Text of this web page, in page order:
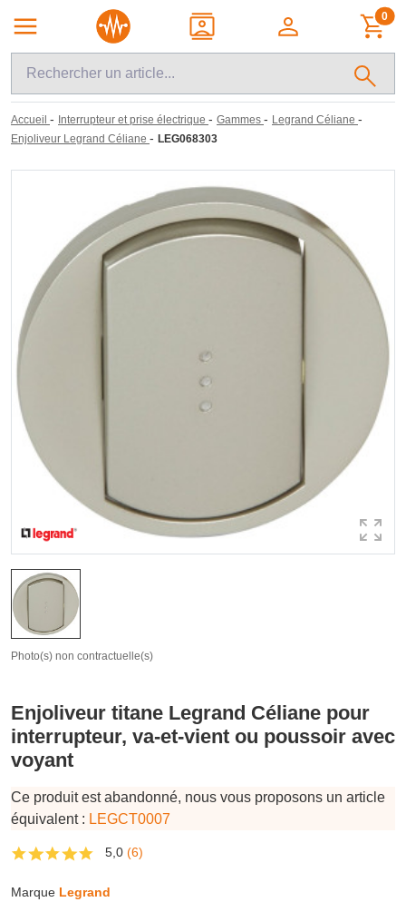
0
Accueil - Interrupteur et prise électrique - Gammes - Legrand Céliane -
Enjoliveur Legrand Céliane - LEG068303
Photo(s) non contractuelle(s)
Enjoliveur titane Legrand Céliane pour
interrupteur, va-et-vient ou poussoir avec
voyant
Ce produit est abandonné, nous vous proposons un article
équivalent : LEGCT0007
5,0 (6)
Marque Legrand